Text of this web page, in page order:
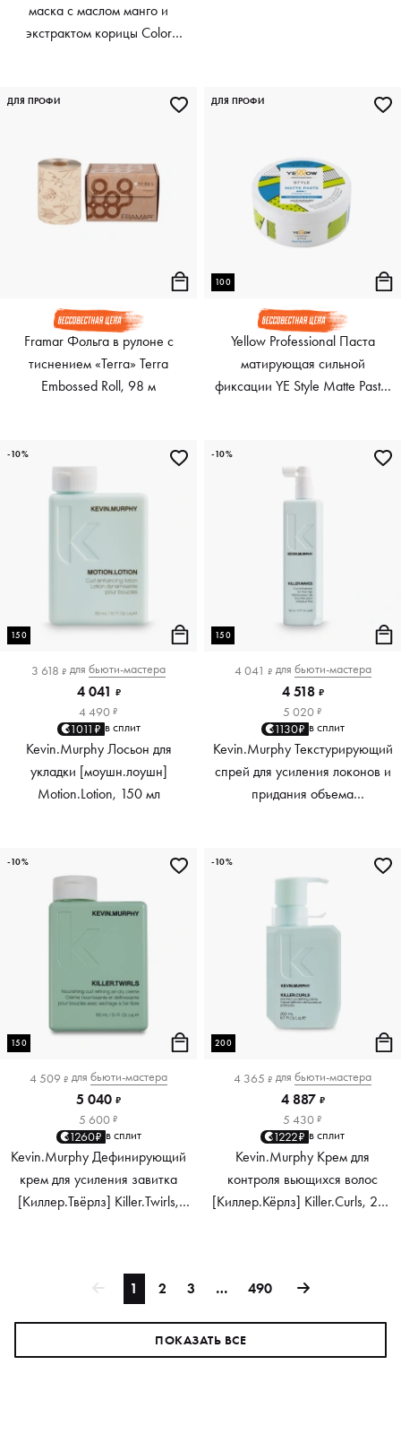
маска с маслом манго и
экстрактом корицы Color
Framar Фольга в рулоне с
тиснением «Terra» Terra
Embossed Roll, 98 м
ДЛЯ ПРОФИ
100
Yellow Professional Паста
матирующая сильной
фиксации YE Style Matte Paste,
ДЛЯ ПРОФИ
150
3 618 ₽ для бьюти-мастера
4 041 ₽
4 490 ₽
1011₽ в сплит
Kevin.Murphy Лосьон для
укладки [моушн.лоушн]
Motion.Lotion, 150 мл
-10%
150
4 041 ₽ для бьюти-мастера
4 518 ₽
5 020 ₽
1130₽ в сплит
Kevin.Murphy Текстурирующий
спрей для усиления локонов и
придания объема
-10%
150
4 509 ₽ для бьюти-мастера
5 040 ₽
5 600 ₽
1260₽ в сплит
Kevin.Murphy Дефинирующий
крем для усиления завитка
[Киллер.Твёрлз] Killer.Twirls,
-10%
200
4 365 ₽ для бьюти-мастера
4 887 ₽
5 430 ₽
1222₽ в сплит
Kevin.Murphy Крем для
контроля вьющихся волос
[Киллер.Кёрлз] Killer.Curls, 200
-10%
1 2 3 … 490
ПОКАЗАТЬ ВСЕ